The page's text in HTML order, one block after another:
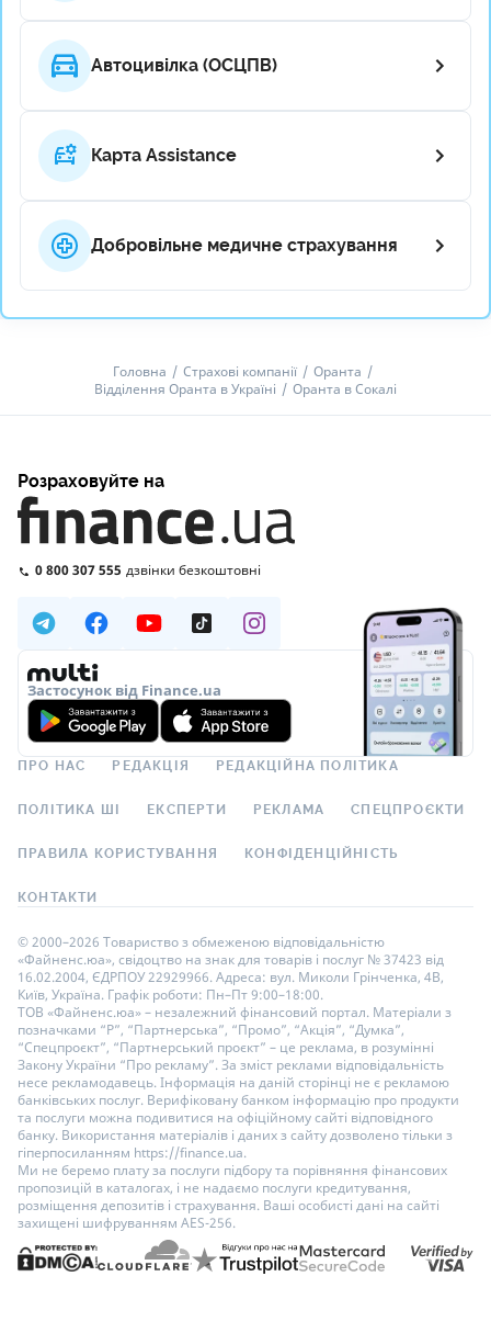
Автоцивілка (ОСЦПВ)
Карта Assistance
Добровільне медичне страхування
Головна Страхові компанії
Оранта
Відділення Оранта в Україні
Оранта в Сокалі
Розраховуйте на
0 800 307 555 дзвінки безкоштовні
Застосунок від Finance.ua
ПРО НАС РЕДАКЦІЯ РЕДАКЦІЙНА ПОЛІТИКА
ПОЛІТИКА ШІ ЕКСПЕРТИ РЕКЛАМА СПЕЦПРОЄКТИ
ПРАВИЛА КОРИСТУВАННЯ КОНФІДЕНЦІЙНІСТЬ
КОНТАКТИ
© 2000–2026 Товариство з обмеженою відповідальністю
«Файненс.юа», свідоцтво на знак для товарів і послуг № 37423 від
16.02.2004, ЄДРПОУ 22929966. Адреса: вул. Миколи Грінченка, 4В,
Київ, Україна. Графік роботи: Пн–Пт 9:00–18:00.
ТОВ «Файненс.юа» – незалежний фінансовий портал. Матеріали з
позначками “Р”, “Партнерська”, “Промо”, “Акція”, “Думка”,
“Спецпроєкт”, “Партнерський проєкт” – це реклама, в розумінні
Закону України “Про рекламу”. За зміст реклами відповідальність
несе рекламодавець. Інформація на даній сторінці не є рекламою
банківських послуг. Верифіковану банком інформацію про продукти
та послуги можна подивитися на офіційному сайті відповідного
банку. Використання матеріалів і даних з сайту дозволено тільки з
гіперпосиланням https://finance.ua.
Ми не беремо плату за послуги підбору та порівняння фінансових
пропозицій в каталогах, і не надаємо послуги кредитування,
розміщення депозитів і страхування. Ваші особисті дані на сайті
захищені шифруванням AES-256.